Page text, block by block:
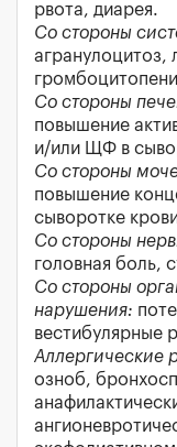
рвота, диарея.
Со стороны
агранулоцитоз,
Со стороны
повышение
и/или ЩФ в
Со стороны
повышение
сыворотке
Со стороны
головная боль,
Со стороны
нарушения:
вестибулярные
Аллергические
озноб,